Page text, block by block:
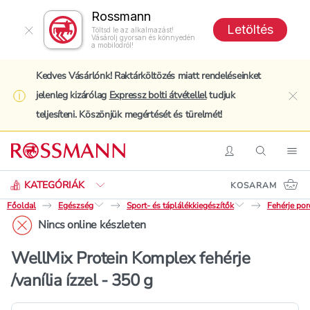
Rossmann
Töltsd le az alkalmazást!
Vásárolj gyorsan és könnyedén
a mobilodról!
Letöltés
Kedves Vásárlónk! Raktárköltözés miatt rendeléseinket
jelenleg kizárólag Expressz bolti átvételleltudjuk
teljesíteni. Köszönjük megértését és türelmét!
BelépésKeresés
KATEGÓRIÁK
Keresés
KOSARAM
Főoldal
Egészség Sport- és táplálékkiegészítők Fehérje
Nincs online készleten
WellMix Protein Komplex fehérje
/vanília ízzel - 350 g